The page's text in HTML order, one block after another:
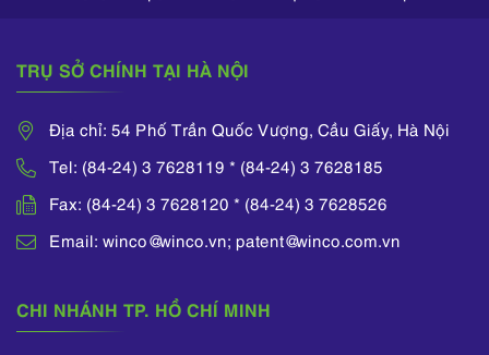
TRỤ SỞ CHÍNH TẠI HÀ NỘI
Địa chỉ: 54 Phố Trần Quốc Vượng, Cầu Giấy, Hà Nội
Tel: (84-24) 3 7628119 * (84-24) 3 7628185
Fax: (84-24) 3 7628120 * (84-24) 3 7628526
Email: winco@winco.vn; patent@winco.com.vn
CHI NHÁNH TP. HỒ CHÍ MINH